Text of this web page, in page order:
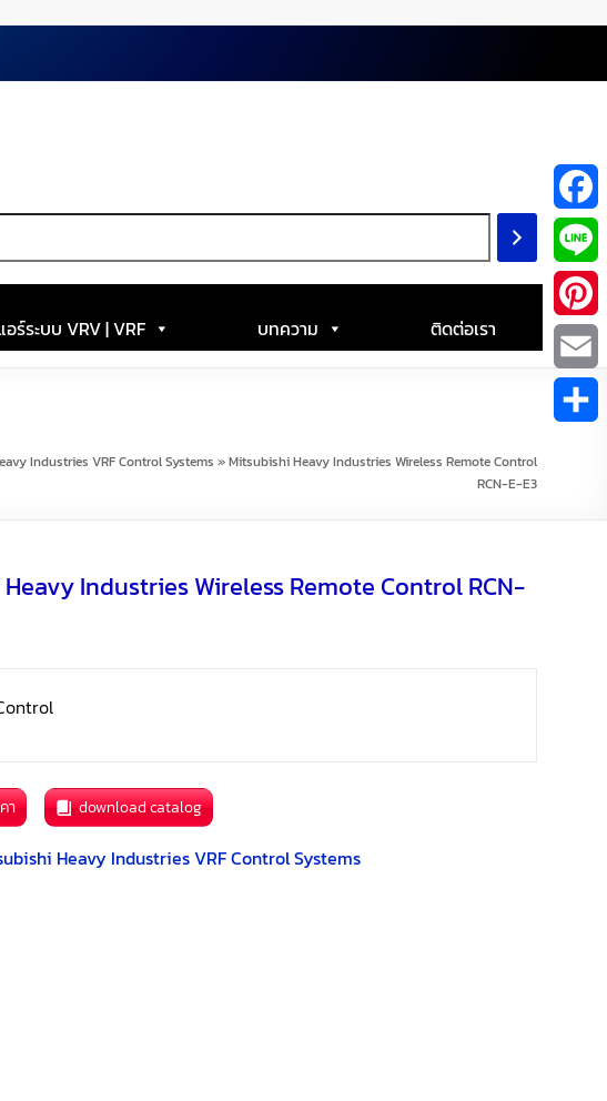
อร์ระบบ VRV | VRF บทความ ติดต่อเรา
Industries VRF Control Systems »Mitsubishi Heavy Industries Wireless Remote Control
RCN-E-E3
Industries Wireless Remote Control RCN-
า download catalog
Heavy Industries VRF Control Systems
F
a
c
e
b
L
i
n
e
P
i
n
E